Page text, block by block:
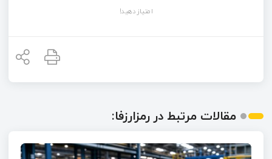
امتیاز دهید!
مقالات مرتبط در رمزارزفا: